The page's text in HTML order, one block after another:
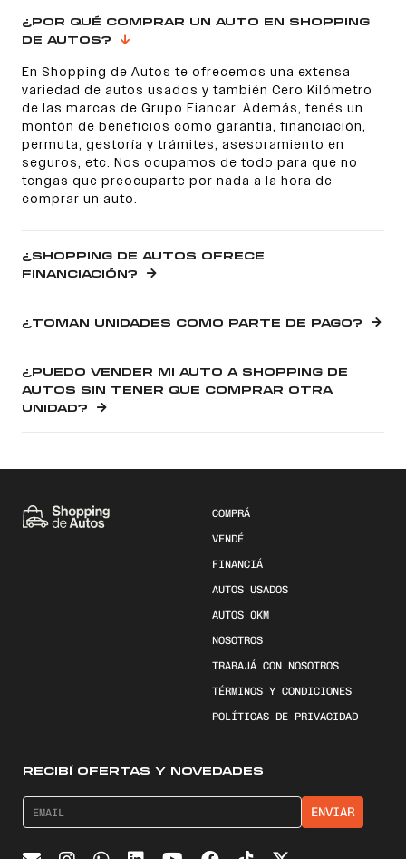
¿POR QUÉ COMPRAR UN AUTO EN SHOPPING
DE AUTOS?
En Shopping de Autos te ofrecemos una extensa
variedad de autos usados y también Cero Kilómetro
de las marcas de Grupo Fiancar. Además, tenés un
montón de beneficios como garantía, financiación,
permuta, gestoría y trámites, asesoramiento en
seguros, etc. Nos ocupamos de todo para que no
tengas que preocuparte por nada a la hora de
comprar un auto.
¿SHOPPING DE AUTOS OFRECE
FINANCIACIÓN?
¿TOMAN UNIDADES COMO PARTE DE PAGO?
¿PUEDO VENDER MI AUTO A SHOPPING DE
AUTOS SIN TENER QUE COMPRAR OTRA
UNIDAD?
COMPRÁ
VENDÉ
FINANCIÁ
AUTOS USADOS
AUTOS 0KM
NOSOTROS
TRABAJÁ CON NOSOTROS
TÉRMINOS Y CONDICIONES
POLÍTICAS DE PRIVACIDAD
RECIBÍ OFERTAS Y NOVEDADES